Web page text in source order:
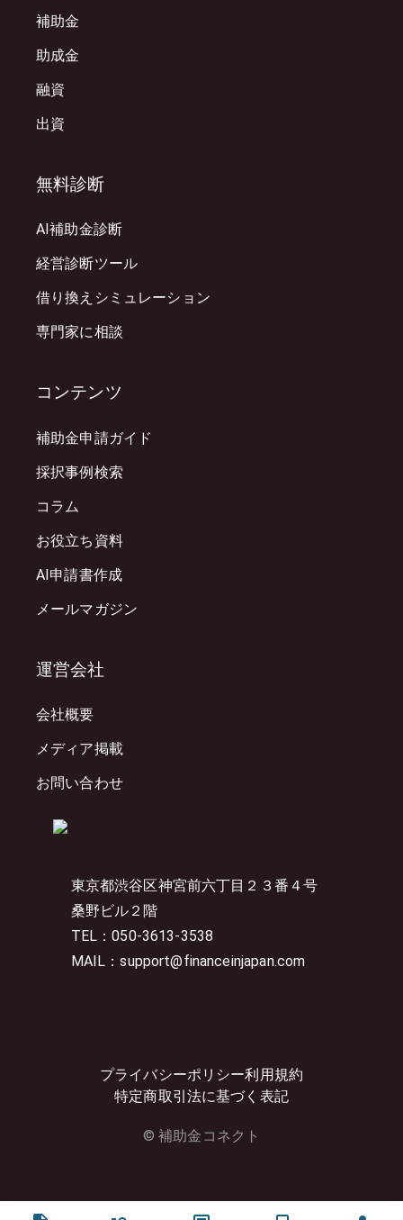
東京都渋谷区神宮前六丁目２３番４号
桑野ビル２階
TEL：050-3613-3538
MAIL：support@financeinjapan.com
プライバシーポリシー利用規約
特定商取引法に基づく表記
© 補助金コネクト
補助金
助成金
融資
出資
無料診断
AI補助金診断
経営診断ツール
借り換えシミュレーション
専門家に相談
コンテンツ
補助金申請ガイド
採択事例検索
コラム
お役立ち資料
AI申請書作成
メールマガジン
運営会社
会社概要
メディア掲載
お問い合わせ